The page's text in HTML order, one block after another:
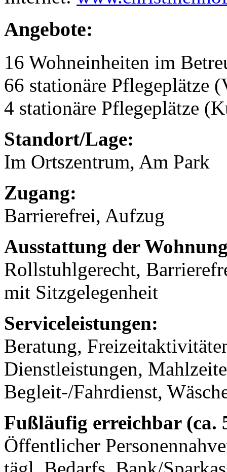
Angebote:
16 Wohneinheiten im
66 stationäre Pflegeplätze
4 stationäre Pflegeplätze
Standort/Lage:
Im Ortszentrum, Am Park
Zugang:
Barrierefrei, Aufzug
Ausstattung der
Rollstuhlgerecht,
mit Sitzgelegenheit
Serviceleistungen:
Beratung,
Dienstleistungen,
Begleit-/Fahrdienst,
Fußläufig erreichbar (ca.
Öffentlicher